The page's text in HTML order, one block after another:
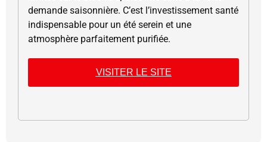
demande saisonnière. C’est l’investissement santé
indispensable pour un été serein et une
atmosphère parfaitement purifiée.
VISITER LE SITE